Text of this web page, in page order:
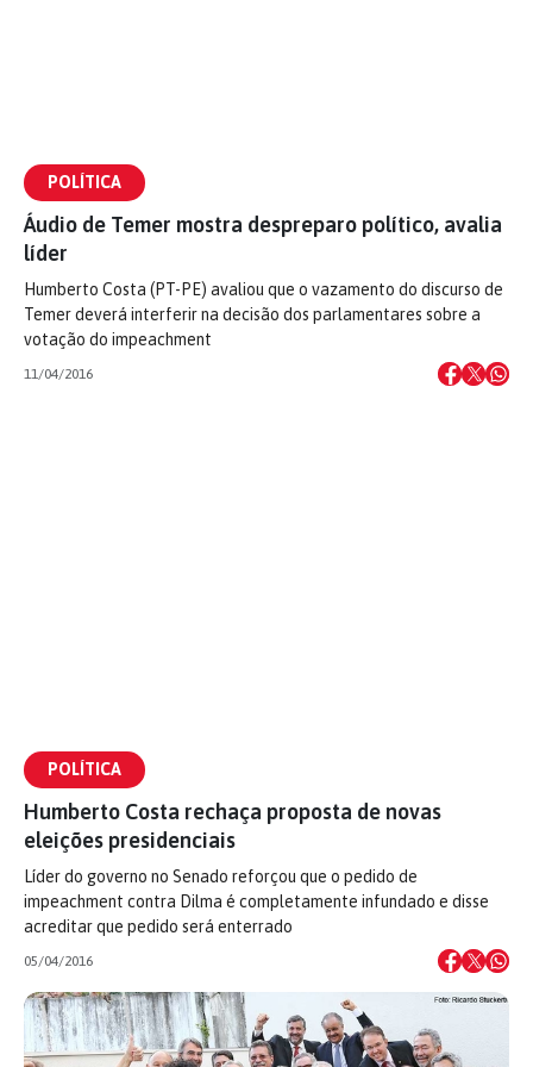
POLÍTICA
Áudio de Temer mostra despreparo político, avalia
líder
Humberto Costa (PT-PE) avaliou que o vazamento do discurso de
Temer deverá interferir na decisão dos parlamentares sobre a
votação do impeachment
11/04/2016
POLÍTICA
Humberto Costa rechaça proposta de novas
eleições presidenciais
Líder do governo no Senado reforçou que o pedido de
impeachment contra Dilma é completamente infundado e disse
acreditar que pedido será enterrado
05/04/2016